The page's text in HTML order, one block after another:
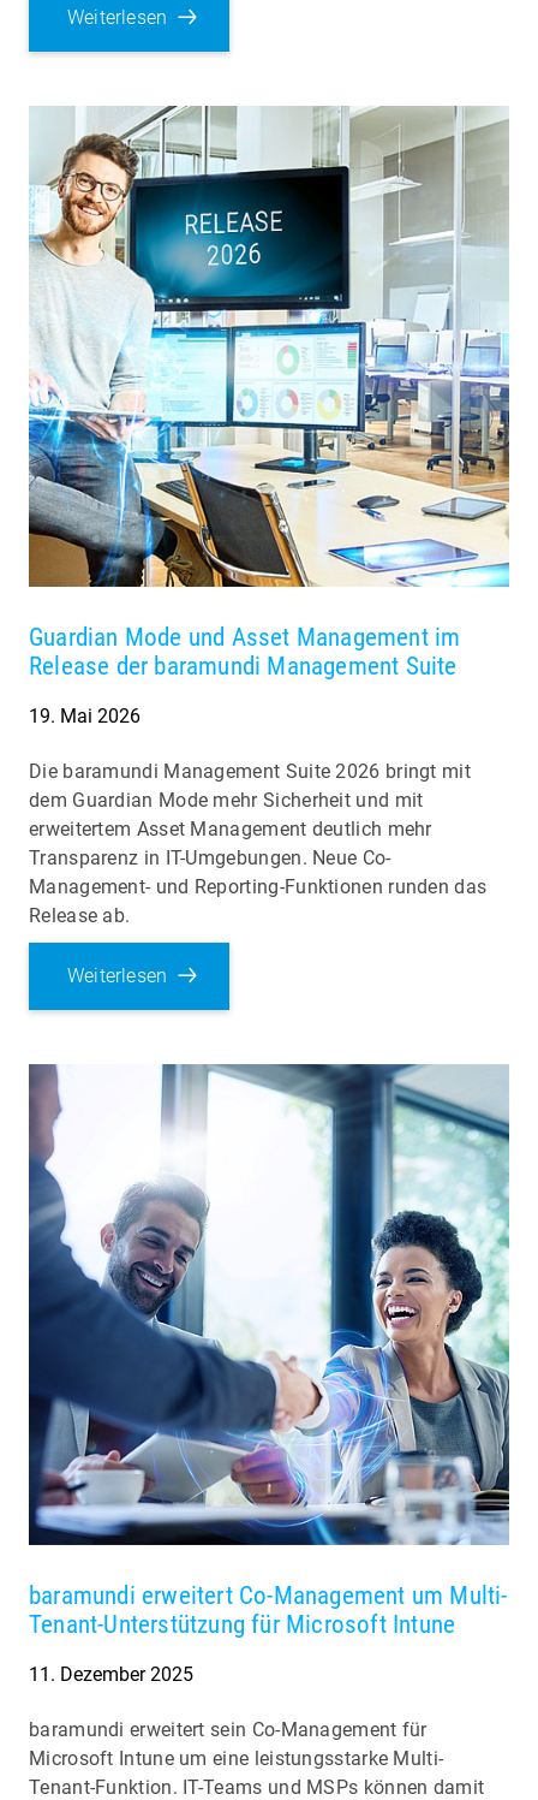
Weiterlesen
Guardian Mode und Asset Management im
Release der baramundi Management Suite
19. Mai 2026
Die baramundi Management Suite 2026 bringt mit
dem Guardian Mode mehr Sicherheit und mit
erweitertem Asset Management deutlich mehr
Transparenz in IT-Umgebungen. Neue Co-
Management- und Reporting-Funktionen runden das
Release ab.
Weiterlesen
baramundi erweitert Co-Management um Multi-
Tenant-Unterstützung für Microsoft Intune
11. Dezember 2025
baramundi erweitert sein Co-Management für
Microsoft Intune um eine leistungsstarke Multi-
Tenant-Funktion. IT-Teams und MSPs können damit